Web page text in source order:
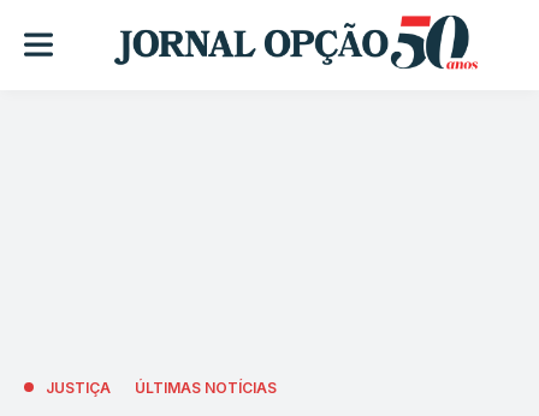
JUSTIÇA ÚLTIMAS NOTÍCIAS